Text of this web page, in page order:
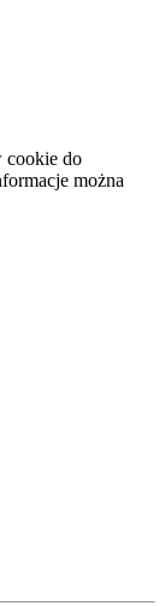
cookie do
można